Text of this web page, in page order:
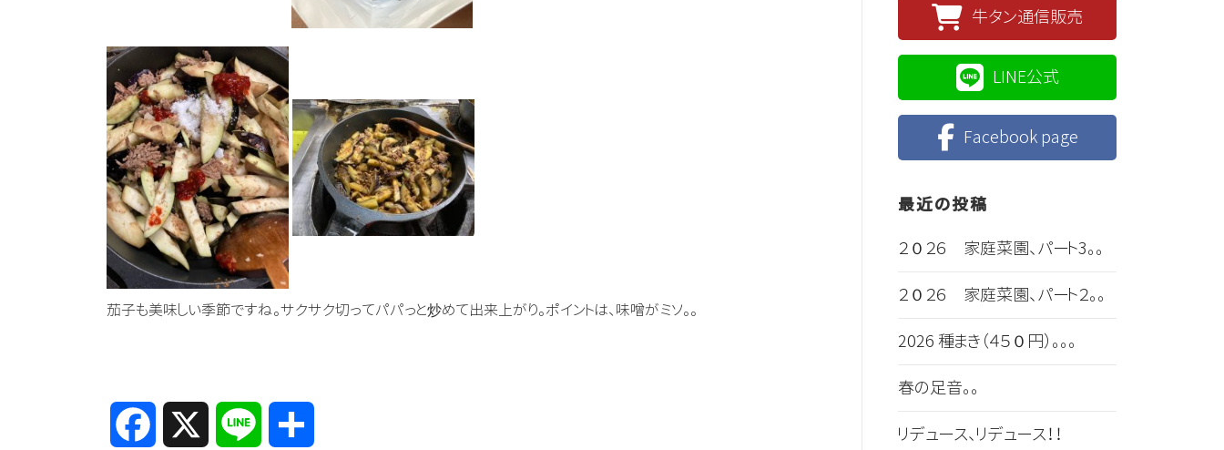
茄子も美味しい季節ですね。サクサク切ってパパっと炒めて出来上がり。ポイントは、味噌がミソ。。
Facebook Line
牛タン通信販売
LINE公式
Facebook page
最近の投稿
２０２６ 家庭菜園、パート3。。
２０２６ 家庭菜園、パート２。。
2026 種まき（４５０円）。。。
春の足音。。
リデュース、リデュース！！